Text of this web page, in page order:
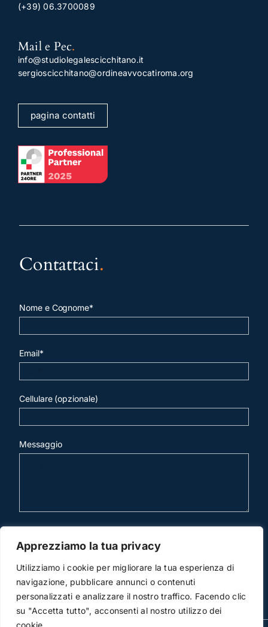
Apprezziamo la tua privacy
Utilizziamo i cookie per migliorare la tua esperienza di
navigazione, pubblicare annunci o contenuti
personalizzati e analizzare il nostro traffico. Facendo clic
su "Accetta tutto", acconsenti al nostro utilizzo dei
cookie.
(+39) 06.3700089
Mail e Pec.
info@studiolegalescicchitano.it
sergioscicchitano@ordineavvocatiroma.org
pagina contatti
Contattaci.
Nome e Cognome*
Email*
Cellulare (opzionale)
Messaggio
invia mail